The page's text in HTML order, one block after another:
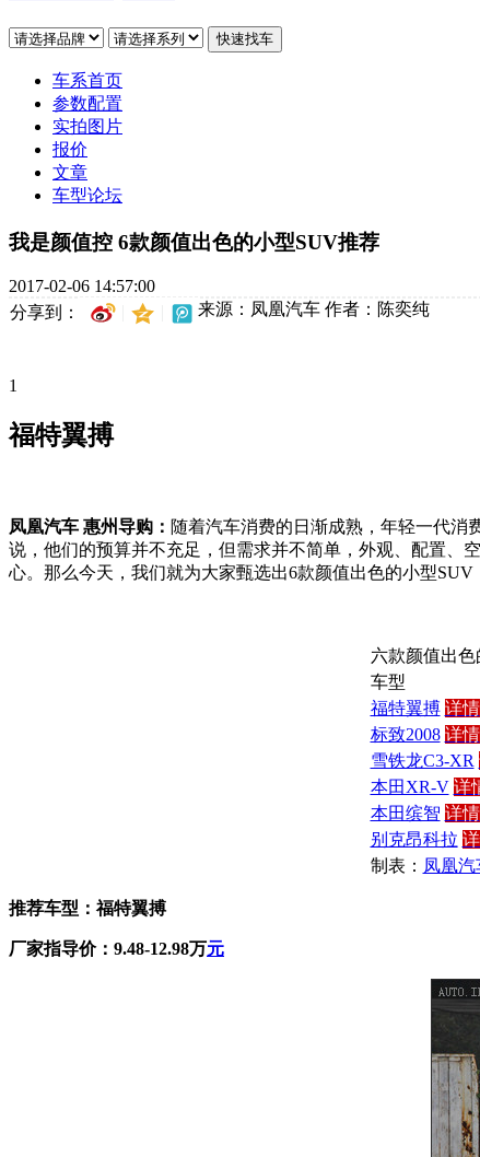
车系首页
参数配置
实拍图片
报价
文章
车型论坛
我是颜值控 6款颜值出色的小型SUV推荐
2017-02-06 14:57:00
分享到：
来源：凤凰汽车 作者：陈奕纯
1
福特翼搏
凤凰汽车 惠州导购： 随着汽车消费的日渐成熟，年轻一代消
说，他们的预算并不充足，但需求并不简单，外观、配置、
心。那么今天，我们就为大家甄选出6款颜值出色的小型SUV
六款颜值出
车型
福特翼搏 详情
标致2008 详情
雪铁龙C3-XR
本田XR-V 详
本田缤智 详情
别克昂科拉
制表： 凤凰汽
推荐车型：福特翼搏
厂家指导价：9.48-12.98万元